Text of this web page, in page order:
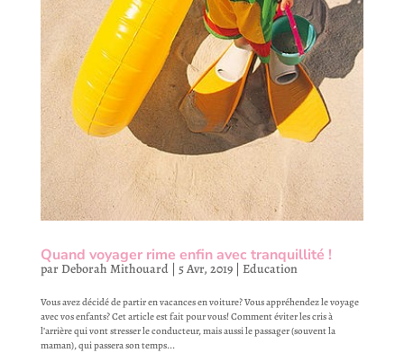
Quand voyager rime enfin avec tranquillité !
parDeborah Mithouard| 5 Avr, 2019| Education
Vous avez décidé de partir en vacances en voiture? Vous appréhendez le voyage
avec vos enfants? Cet article est fait pour vous! Comment éviter les cris à
l’arrière qui vont stresser le conducteur, mais aussi le passager (souvent la
maman), qui passera son temps...